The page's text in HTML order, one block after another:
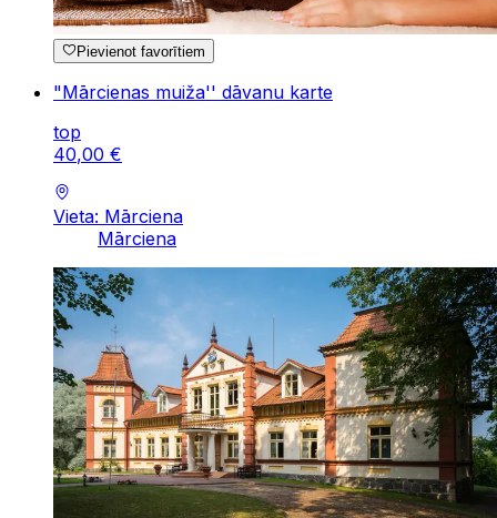
Pievienot favorītiem
"Mārcienas muiža'' dāvanu karte
top
40,00 €
Vieta: Mārciena
Mārciena